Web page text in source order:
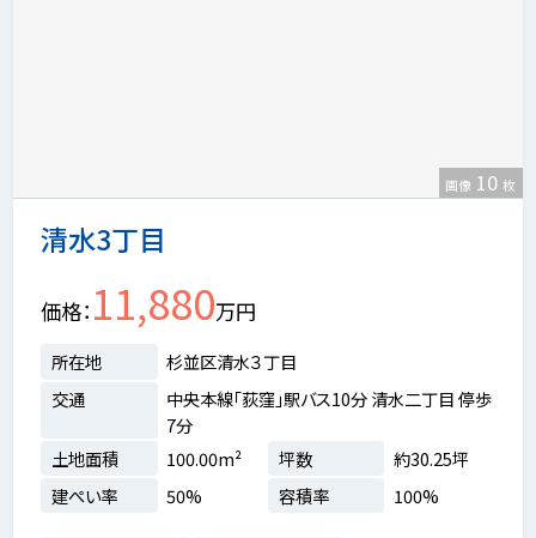
清水3丁目
画像 10 枚
価格 11,880万円
所在地
杉並区清水３丁目
交通
中央本線「荻窪」駅バス10分 清水二丁目 停歩
7分
土地面積
100.00m² 坪数
約30.25坪
建ぺい率
50% 容積率 100%